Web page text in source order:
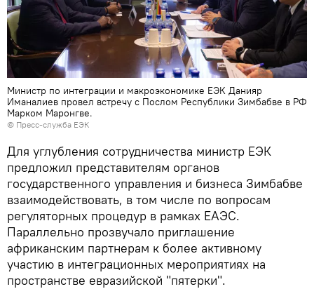
Министр по интеграции и макроэкономике ЕЭК Данияр
Иманалиев провел встречу с Послом Республики Зимбабве в РФ
Марком Маронгве.
© Пресс-служба ЕЭК
Для углубления сотрудничества министр ЕЭК
предложил представителям органов
государственного управления и бизнеса Зимбабве
взаимодействовать, в том числе по вопросам
регуляторных процедур в рамках ЕАЭС.
Параллельно прозвучало приглашение
африканским партнерам к более активному
участию в интеграционных мероприятиях на
пространстве евразийской "пятерки".